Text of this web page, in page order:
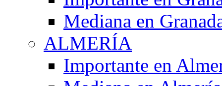
Mediana en
ALMERÍA
Importante en